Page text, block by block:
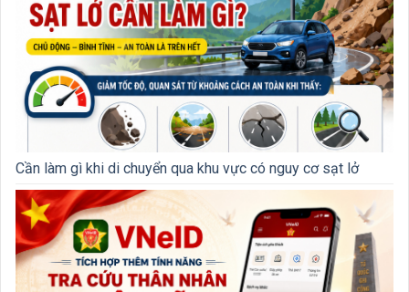
Cần làm gì khi di chuyển qua khu vực có nguy cơ sạt lở